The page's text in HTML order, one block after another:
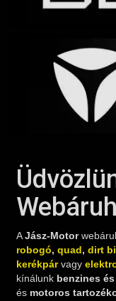
robogó,quad,dirt
kerékpárvagy
kínálunkbenzines
ésmotoros
nagykereskedelmi